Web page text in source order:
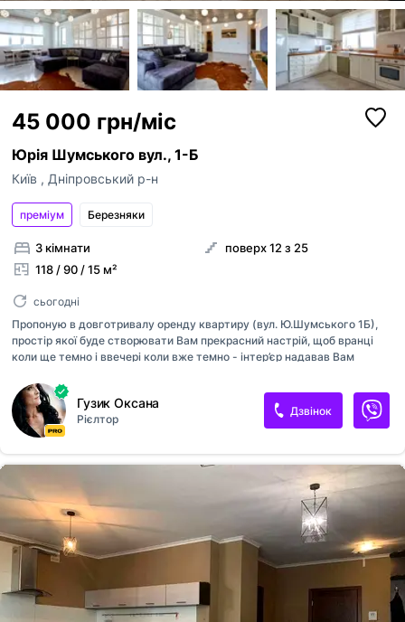
45 000 грн/міс
Юрія Шумського вул., 1-Б
Київ , Дніпровський р-н
преміум Березняки
3 кімнати
118 / 90 / 15 м²
поверх 12 з 25
сьогодні
Пропоную в довготривалу оренду квартиру (вул. Ю.Шумського 1Б),
простір якої буде створювати Вам прекрасний настрій, щоб вранці
коли ще темно і ввечері коли вже темно - інтер’єр надавав Вам
стиль життя! Квартира має цікаве рішення(подіум) завдяки якому є
затишний куток де Ви можете працювати чи навчатися, відпочивати,
спати і т.д. А взагалі ця квартира - це простір вишуканості з
поєднанням сучасного стилю. Загальна площа квартири 118 кв.м. в
якій розмістилися дві окремі світлі спальні, велика гардеробна
кімната, два санвузли в одному з яких ванна, а в другому - душова
кабіна. Кухня візуально відділена від зони обіднього стола та прос...
Гузик Оксана
Рієлтор
Дзвінок